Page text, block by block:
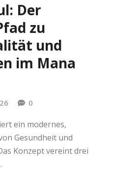
Der
zu
und
im Mana
0
ein modernes,
Gesundheit und
Konzept vereint drei